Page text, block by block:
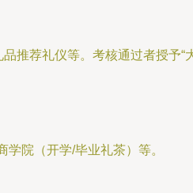
推荐礼仪等。考核通过者授予“
院（开学/毕业礼茶）等。